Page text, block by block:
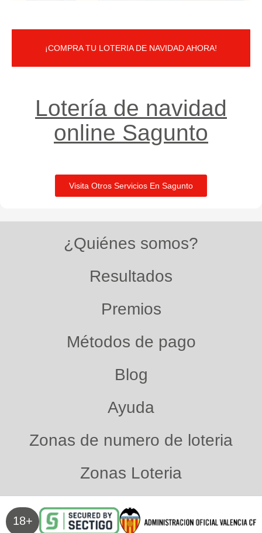
¡COMPRA TU LOTERIA DE NAVIDAD AHORA!
Lotería de navidad
online Sagunto
Visita Otros Servicios En Sagunto
¿Quiénes somos?
Resultados
Premios
Métodos de pago
Blog
Ayuda
Zonas de numero de loteria
Zonas Loteria
18+